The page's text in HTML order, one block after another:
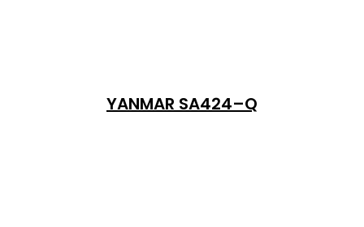
YANMAR SA424–Q